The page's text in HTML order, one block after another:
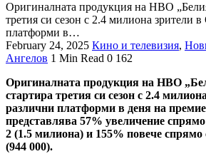
Оригиналната продукция на HBO
третия си сезон с 2.4 милиона зрители
платформи в…
February 24, 2025 Кино и телевизия,
Ангелов 1 Min Read 0 162
Оригиналната продукция на HBO
стартира третия си сезон с 2.4
различни платформи в деня на
представлява 57% увеличение
2 (1.5 милиона) и 155% повече спрямо
(944 000).